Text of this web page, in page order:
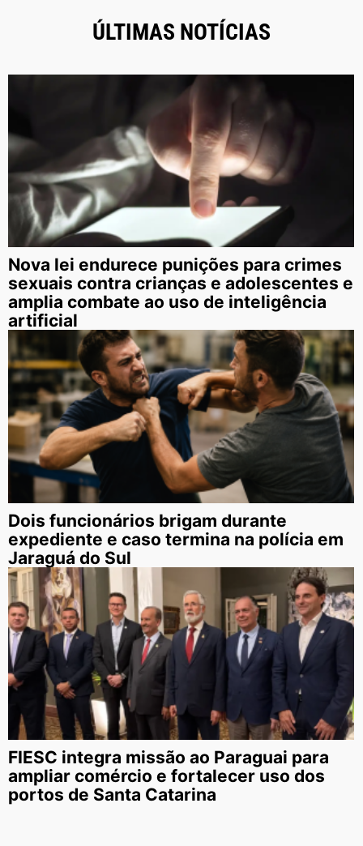
ÚLTIMAS NOTÍCIAS
Nova lei endurece punições para crimes
sexuais contra crianças e adolescentes e
amplia combate ao uso de inteligência
artificial
Dois funcionários brigam durante
expediente e caso termina na polícia em
Jaraguá do Sul
FIESC integra missão ao Paraguai para
ampliar comércio e fortalecer uso dos
portos de Santa Catarina